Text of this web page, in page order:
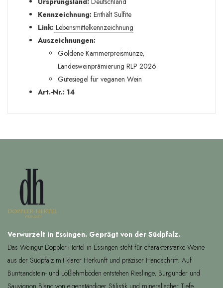
Kennzeichnung: Enthält Sulfite
Link: Lebensmittelkennzeichnung
Auszeichnungen:
Goldene Kammerpreismünze,
Landesweinprämierung RLP 2026
Gütesiegel für veganen Wein
Art.-Nr.: 14
Verwurzelt in Essingen. Geprägt von der Südpfalz.
Das Weingut Doppler-Hertel in Essingen steht für charakterstarke Weine
aus der Südpfalz mit klarer Herkunft und präziser Handschrift. Auf
Buntsandstein- und Lößlehmböden entstehen Rieslinge, Burgunder und